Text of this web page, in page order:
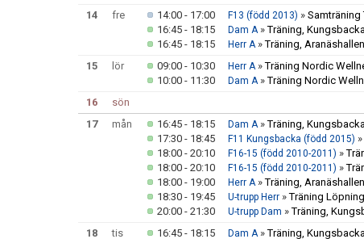
14
fre 14:00 - 17:00 F13 (född 2013) » Samträning
16:45 - 18:15
Dam A»Träning,
16:45 - 18:15
Herr A»Träning, Aranäshallen
15
lör 09:00 - 10:30 Herr A»Träning Nordic
10:00 - 11:30
Dam A»Träning Nordic
16
sön
17
mån 16:45 - 18:15 Dam A»Träning,
17:30 - 18:45
F11 Kungsbacka (född 2015) »
18:00 - 20:10
F16-15 (född 2010-2011) »
18:00 - 20:10
F16-15 (född 2010-2011) »
18:00 - 19:00
Herr A»Träning, Aranäshallen
18:30 - 19:45
U-trupp Herr »Träning
20:00 - 21:30
U-trupp Dam »Träning,
18
tis 16:45 - 18:15 Dam A»Träning,